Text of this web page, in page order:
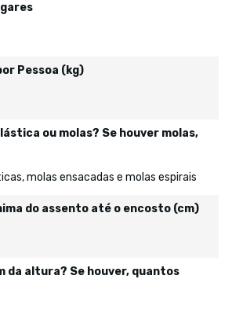
Pessoa (kg)
ou molas? Se houver molas,
molas ensacadas e molas espirais
do assento até o encosto (cm)
da altura? Se houver, quantos